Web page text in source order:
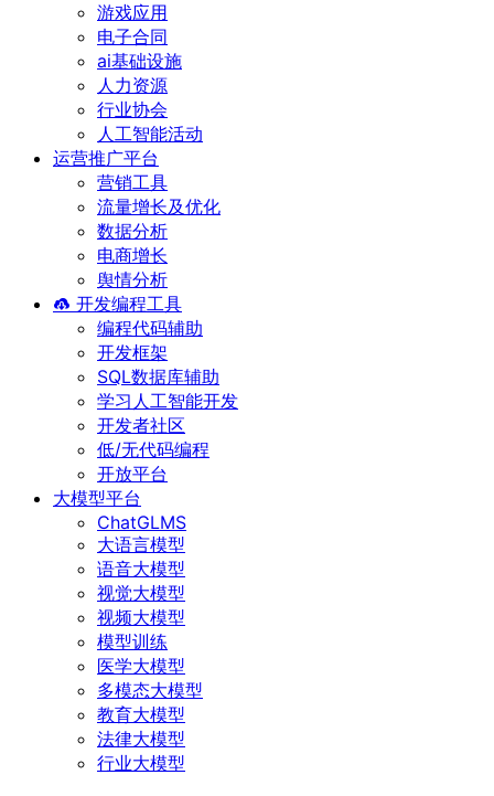
游戏应用
电子合同
ai基础设施
人力资源
行业协会
人工智能活动
运营推广平台
营销工具
流量增长及优化
数据分析
电商增长
舆情分析
开发编程工具
编程代码辅助
开发框架
SQL数据库辅助
学习人工智能开发
开发者社区
低/无代码编程
开放平台
大模型平台
ChatGLMS
大语言模型
语音大模型
视觉大模型
视频大模型
模型训练
医学大模型
多模态大模型
教育大模型
法律大模型
行业大模型